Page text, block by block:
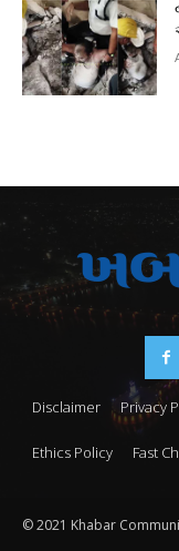
Disclaimer Privacy
Ethics Policy Fast
© 2021 Khabar